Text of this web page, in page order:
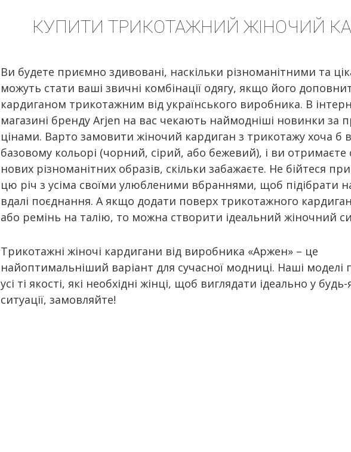
КУПИТИ ТРИКОТАЖНИЙ ЖІНОЧИЙ
Ви будете приємно здивовані, наскільки різноманітними та
можуть стати ваші звичні комбінації одягу, якщо його
кардиганом трикотажним від українського виробника. В
магазині бренду Arjen на вас чекають наймодніші новинки за
цінами. Варто замовити жіночий кардиган з трикотажу хоча б
базовому кольорі (чорний, сірий, або бежевий), і ви отримаєте
нових різноманітних образів, скільки забажаєте. Не бійтеся
цю річ з усіма своїми улюбленими вбраннями, щоб підібрати
вдалі поєднання. А якщо додати поверх трикотажного
або ремінь на талію, то можна створити ідеальний жіночний
Трикотажні жіночі кардигани від виробника «Аржен» – це
найоптимальніший варіант для сучасної модниці. Наші моделі
усі ті якості, які необхідні жінці, щоб виглядати ідеально у будь-
ситуації, замовляйте!